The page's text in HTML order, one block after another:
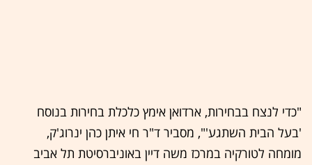
"כדי לנצח בבחירות, ארדואן אימץ כלכלת בחירות בנוסח
'בעל הבית השתגע'", מסביר ד"ר חי איתן כהן ינרוג'ק,
מומחה לטורקיה במרכז משה דיין באוניברסיטת תל אביב